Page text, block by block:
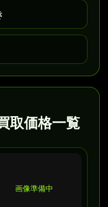
取価格一覧
画像準備中